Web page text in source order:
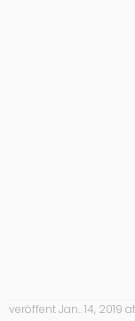
veröffentJan.. 14, 2019